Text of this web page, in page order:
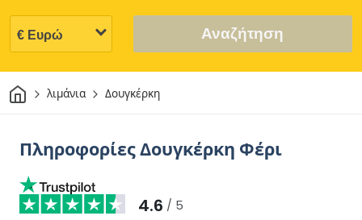
Αναζήτηση
Σπίτιλιμάνια Δουγκέρκη
Πληροφορίες Δουγκέρκη Φέρι
4.6 / 5